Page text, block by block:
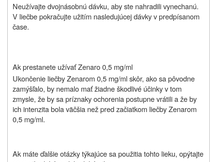
Neužívajte dvojnásobnú dávku, aby ste nahradili vynechanú.
V liečbe pokračujte užitím nasledujúcej dávky v predpísanom
čase.
Ak prestanete užívať Zenaro 0,5 mg/ml
Ukončenie liečby Zenarom 0,5 mg/ml skôr, ako sa pôvodne
zamýšľalo, by nemalo mať žiadne škodlivé účinky v tom
zmysle, že by sa príznaky ochorenia postupne vrátili a že by
ich intenzita bola väčšia než pred začiatkom liečby Zenarom
0,5 mg/ml.
Ak máte ďalšie otázky týkajúce sa použitia tohto lieku, opýtajte